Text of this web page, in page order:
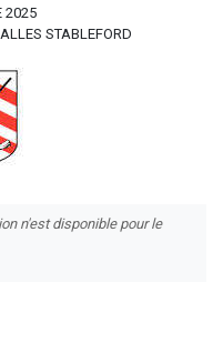
2025
STABLEFORD
n'est disponible pour le